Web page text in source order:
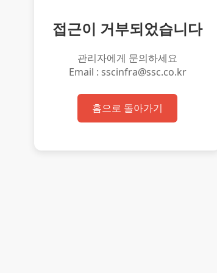
접근이 거부되었습니다
관리자에게 문의하세요
Email : sscinfra@ssc.co.kr
홈으로 돌아가기